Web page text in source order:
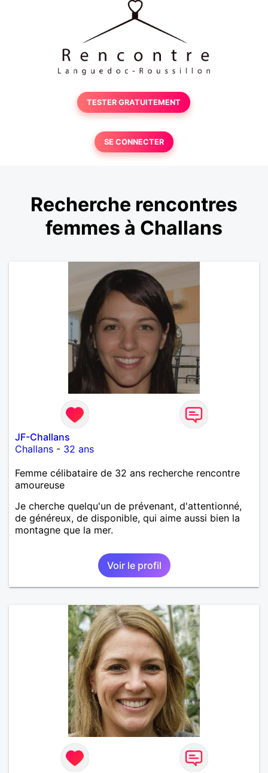
TESTER GRATUITEMENT
SE CONNECTER
Recherche rencontres
femmes à Challans
JF-Challans
Challans - 32 ans
Femme célibataire de 32 ans recherche rencontre
amoureuse
Je cherche quelqu'un de prévenant, d'attentionné,
de généreux, de disponible, qui aime aussi bien la
montagne que la mer.
Voir le profil